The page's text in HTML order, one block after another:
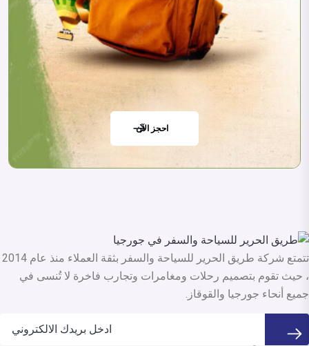
احجز الآن
تتمتع شركة طريق الحرير للسياحة والسفر بثقة العملاء منذ عام 2014
، حيث تقوم بتصميم رحلات ومغامرات وتجارب فاخرة لا تُنسى في
جميع أنحاء جورجيا والقوقاز.